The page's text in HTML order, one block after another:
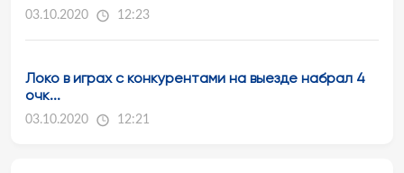
03.10.2020 12:23
Локо в играх с конкурентами на выезде набрал 4
очк...
03.10.2020 12:21